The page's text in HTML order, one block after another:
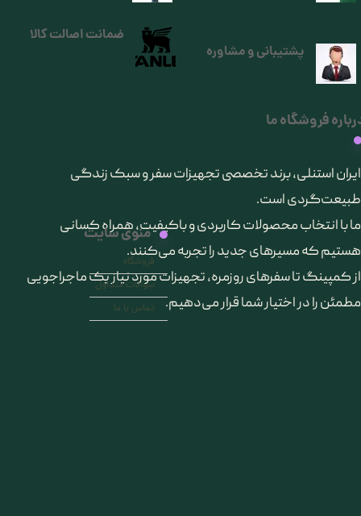
فروشگاه ما
​ایران استنلی، برند تخصصی تجهیزات سفر و سبک زندگی
طبیعت‌گردی است.
ما با انتخاب محصولات کاربردی و باکیفیت، همراه کسانی
هستیم که مسیرهای جدید را تجربه می‌کنند.
از کمپینگ تا سفرهای روزمره، تجهیزات مورد نیاز یک ماجراجویی
مطمئن را در اختیار شما قرار می‌دهیم.
منوی سایت
فروشگاه
سوالات متداول
تماس با ما
پشتیبانی و مشاوره
ضمانت اصالت کالا